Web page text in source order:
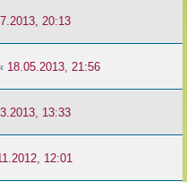
20:13
18.05.2013, 21:56
13:33
12:01